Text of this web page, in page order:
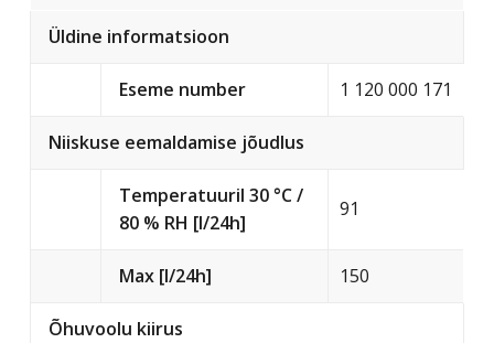
Üldine informatsioon
Eseme number 1 120 000 171
Niiskuse eemaldamise jõudlus
Temperatuuril 30 °C /
80 % RH [l/24h]
91
Max [l/24h] 150
Õhuvoolu kiirus